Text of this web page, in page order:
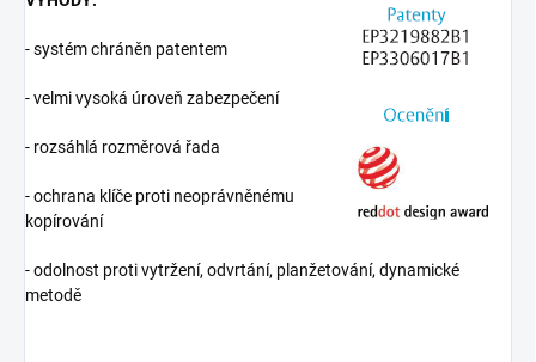
- systém chráněn patentem
- velmi vysoká úroveň zabezpečení
- rozsáhlá rozměrová řada
- ochrana klíče proti neoprávněnému
kopírování
- odolnost proti vytržení, odvrtání, planžetování, dynamické
metodě